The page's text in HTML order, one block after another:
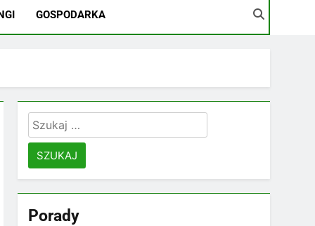
GOSPODARKA
Szukaj:
Porady